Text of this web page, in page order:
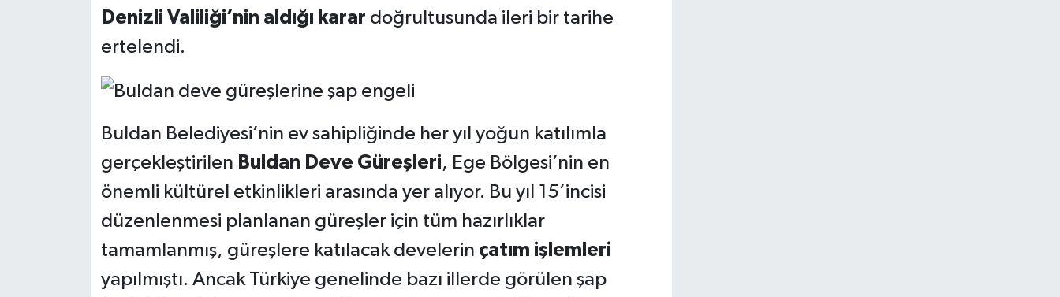
Denizli Valiliği’nin aldığı karar doğrultusunda ileri bir tarihe
ertelendi.
Buldan Belediyesi’nin ev sahipliğinde her yıl yoğun katılımla
gerçekleştirilen Buldan Deve Güreşleri, Ege Bölgesi’nin en
önemli kültürel etkinlikleri arasında yer alıyor. Bu yıl 15’incisi
düzenlenmesi planlanan güreşler için tüm hazırlıklar
tamamlanmış, güreşlere katılacak develerin çatım işlemleri
yapılmıştı. Ancak Türkiye genelinde bazı illerde görülen şap